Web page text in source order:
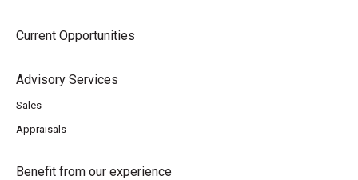
Current Opportunities
Advisory Services
Sales
Appraisals
Benefit from our experience